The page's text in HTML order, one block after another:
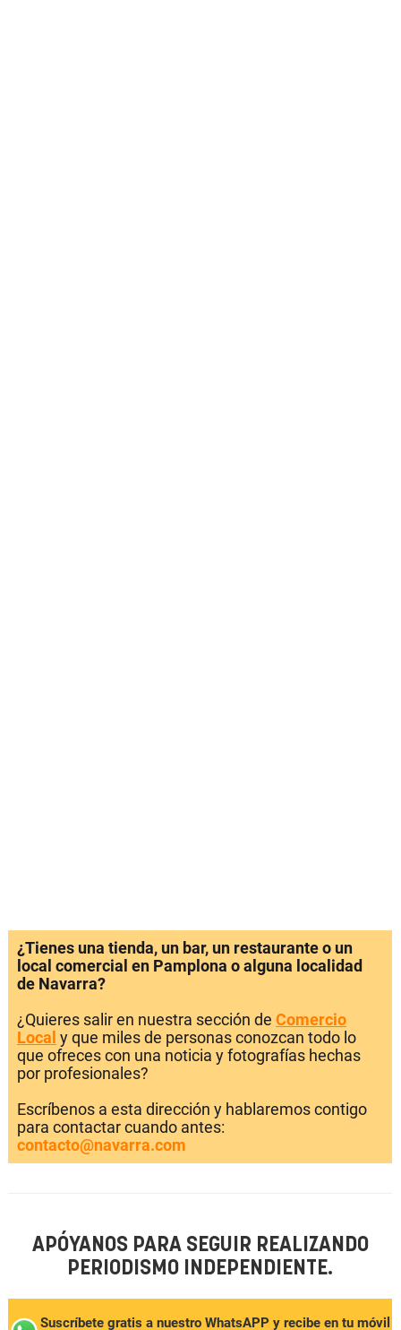
¿Tienes una tienda, un bar, un restaurante o un
local comercial en Pamplona o alguna localidad
de Navarra?
¿Quieres salir en nuestra sección de Comercio
Local y que miles de personas conozcan todo lo
que ofreces con una noticia y fotografías hechas
por profesionales?
Escríbenos a esta dirección y hablaremos contigo
para contactar cuando antes:
contacto@navarra.com
APÓYANOS PARA SEGUIR REALIZANDO
PERIODISMO INDEPENDIENTE.
Suscríbete gratis a nuestro WhatsAPP y recibe en tu móvil